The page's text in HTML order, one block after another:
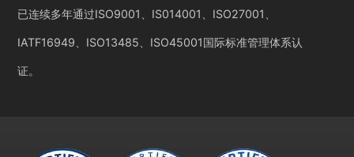
已连续多年通过ISO9001、IS014001、ISO27001、
IATF16949、ISO13485、ISO45001国际标准管理体系认
证。